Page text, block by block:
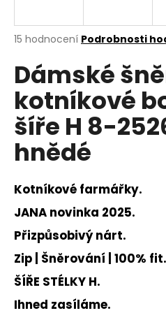
Průměrné
produktu
je
3,0
5
hvězdiček.
15 hodnocení Podrobnosti
Dámské
kotníkové
šíře H 8-
hnědé
Kotníkové farmářky.
JANA novinka 2025.
Přizpůsobivý nárt.
Zip | Šněrování | 100% fit.
ŠÍŘE STÉLKY H.
Ihned zasíláme.
j
t
?
D
o
p
o
r
u